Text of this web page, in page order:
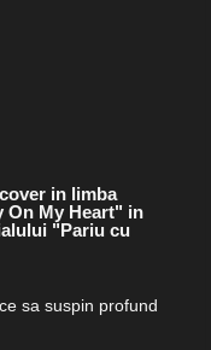
in limba
On My Heart" in
"Pariu cu
sa suspin profund